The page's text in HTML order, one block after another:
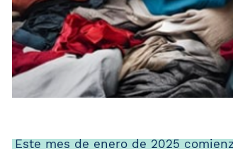
Este mes de enero de 2025